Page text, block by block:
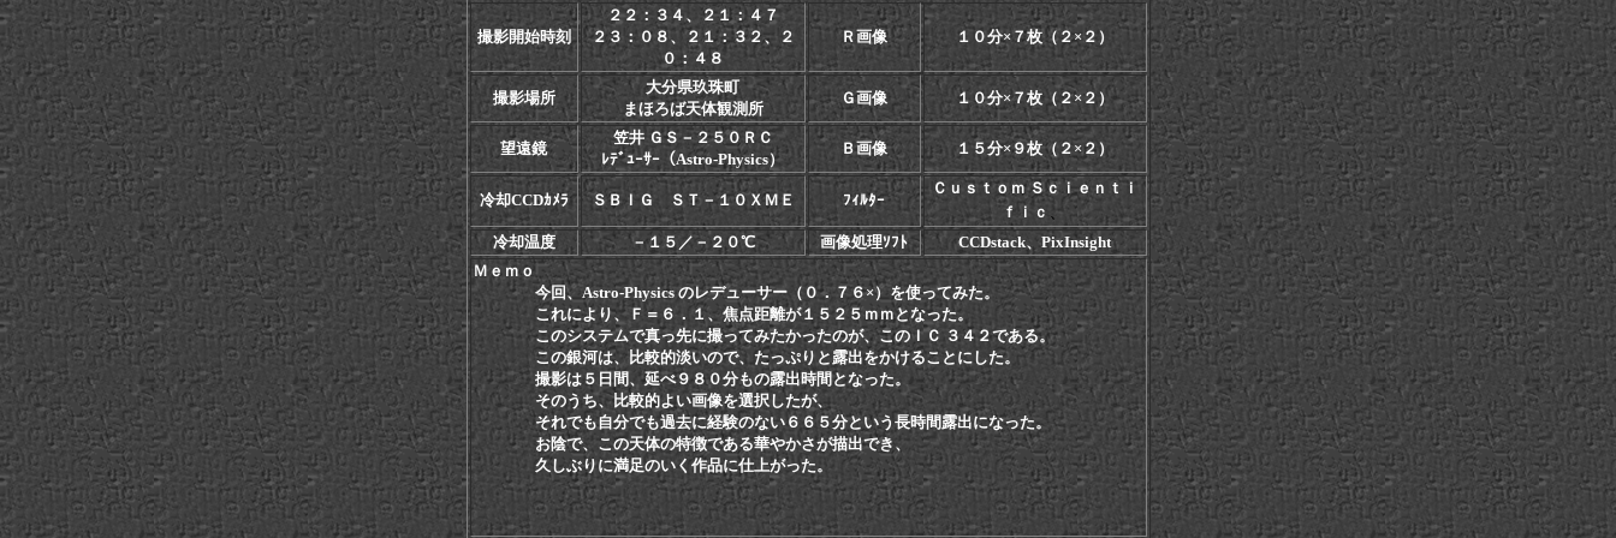
撮影開始時刻
２２：３４、２１：４７
２３：０８、２１：３２、２
０：４８
Ｒ画像 １０分×７枚（２×２）
撮影場所
大分県玖珠町
まほろば天体観測所
Ｇ画像 １０分×７枚（２×２）
望遠鏡
笠井 ＧＳ－２５０ＲＣ
ﾚﾃﾞｭｰｻｰ（Astro-Physics）
Ｂ画像 １５分×９枚（２×２）
冷却CCDｶﾒﾗ ＳＢＩＧ ＳＴ－１０ＸＭＥ ﾌｨﾙﾀｰ
Ｃｕｓｔｏｍ Ｓｃｉｅｎｔｉ
ｆｉｃ
、
冷却温度 －１５／－２０℃ 画像処理ｿﾌﾄ
CCDstack、PixInsight
Ｍｅｍｏ
今回、Astro-Physics のレデューサー（０．７６×）を使ってみた。
これにより、Ｆ＝６．１、焦点距離が１５２５ｍｍとなった。
このシステムで真っ先に撮ってみたかったのが、このＩＣ ３４２である。
この銀河は、比較的淡いので、たっぷりと露出をかけることにした。
撮影は５日間、延べ９８０分もの露出時間となった。
そのうち、比較的よい画像を選択したが、
それでも自分でも過去に経験のない６６５分という長時間露出になった。
お陰で、この天体の特徴である華やかさが描出でき、
久しぶりに満足のいく作品に仕上がった。